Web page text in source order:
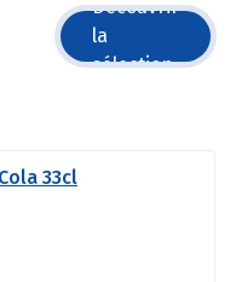
Découvrir
la
sélection